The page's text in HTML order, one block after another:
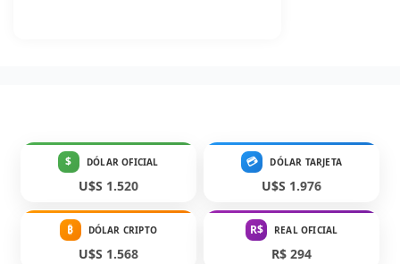
$ DÓLAR OFICIAL
U$S 1.520
💳 DÓLAR TARJETA
U$S 1.976
₿ DÓLAR CRIPTO
U$S 1.568
R$ REAL OFICIAL
R$ 294